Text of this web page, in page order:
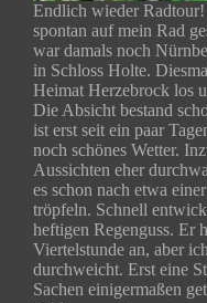
Endlich wieder
spontan auf mein Rad
war damals noch
in Schloss Holte.
Heimat Herzebrock los
Die Absicht bestand
ist erst seit ein paar
noch schönes Wetter.
Aussichten eher
es schon nach etwa
tröpfeln. Schnell
heftigen Regenguss. Er
Viertelstunde an, aber
durchweicht. Erst eine
Sachen einigermaßen